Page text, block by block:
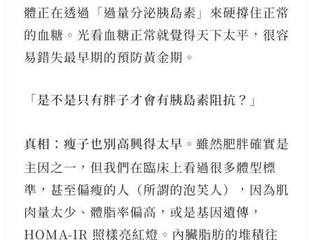
體正在透過「過量分泌胰島素」來硬撐住正常
的血糖。光看血糖正常就覺得天下太平，很容
易錯失最早期的預防黃金期。
「是不是只有胖子才會有胰島素阻抗？」
真相：瘦子也別高興得太早。 雖然肥胖確實是
主因之一，但我們在臨床上看過很多體型標
準，甚至偏瘦的人（所謂的泡芙人），因為肌
肉量太少、體脂率偏高，或是基因遺傳，
HOMA-IR 照樣亮紅燈。內臟脂肪的堆積往